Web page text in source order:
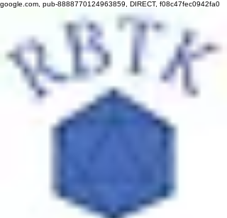
google.com, pub-8888770124963859, DIRECT, f08c47fec0942fa0